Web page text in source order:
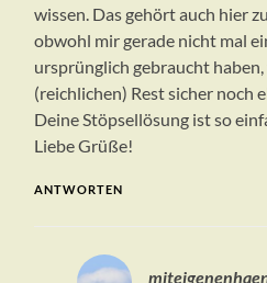
wissen. Das gehört auch hier
obwohl mir gerade nicht mal
ursprünglich gebraucht
(reichlichen) Rest sicher noch
Deine Stöpsellösung ist so
Liebe Grüße!
ANTWORTEN